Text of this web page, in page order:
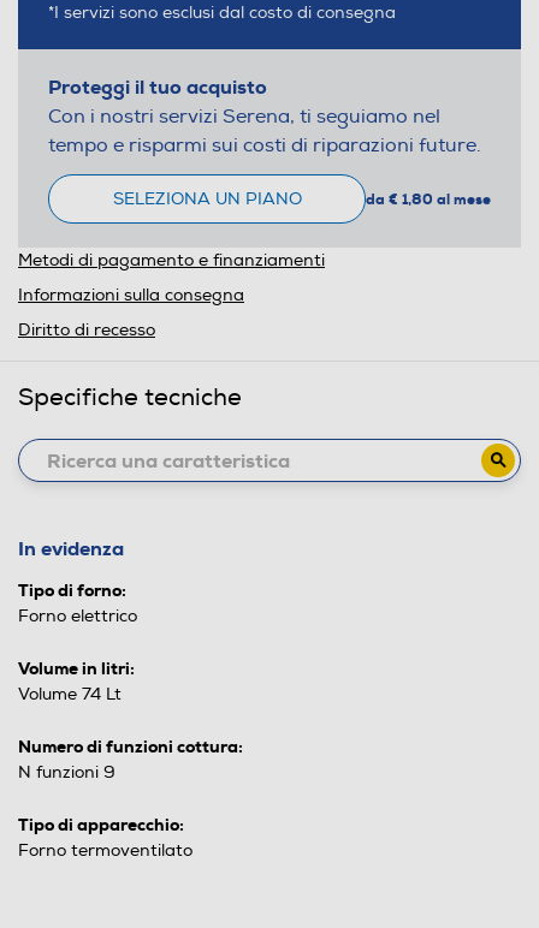
*I servizi sono esclusi dal costo di consegna
Proteggi il tuo acquisto
Con i nostri servizi Serena, ti seguiamo nel
tempo e risparmi sui costi di riparazioni future.
SELEZIONA UN PIANO da € 1,80 al mese
Metodi di pagamento e finanziamenti
Informazioni sulla consegna
Diritto di recesso
Specifiche tecniche
In evidenza
Tipo di forno:
Forno elettrico
Volume in litri:
Volume 74 Lt
Numero di funzioni cottura:
N funzioni 9
Tipo di apparecchio:
Forno termoventilato